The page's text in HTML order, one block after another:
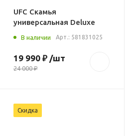
UFC Скамья
универсальная Deluxe
В наличии Арт.: 581831025
19 990 ₽/шт
24 000 ₽
Скидка